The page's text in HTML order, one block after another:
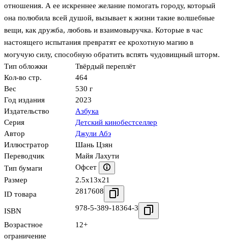
отношения. А ее искреннее желание помогать городу, который
она полюбила всей душой, вызывает к жизни такие волшебные
вещи, как дружба, любовь и взаимовыручка. Которые в час
настоящего испытания превратят ее крохотную магию в
могучую силу, способную обратить вспять чудовищный шторм.
Тип обложки
Твёрдый переплёт
Кол-во стр.
464
Вес
530 г
Год издания
2023
Издательство
Азбука
Серия
Детский кинобестселлер
Автор
Джули Абэ
Иллюстратор
Шань Цзян
Переводчик
Майя Лахути
Тип бумаги
Офсет
Размер
2.5x13x21
ID товара
2817608
ISBN 978-5-389-18364-3
Возрастное
ограничение
12+